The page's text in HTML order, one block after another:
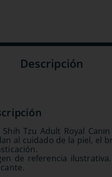
Descripción
Shih Tzu Adult Royal
al cuidado de la piel, el
de referencia